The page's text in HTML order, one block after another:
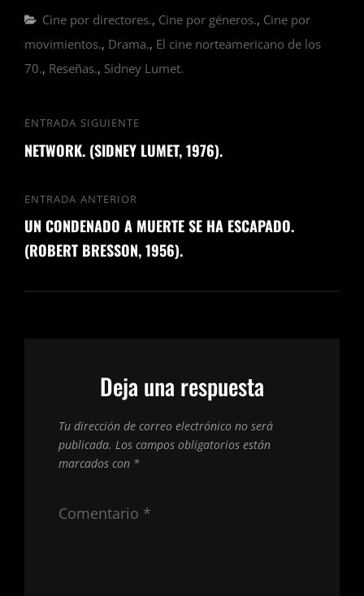
Categorías
Cine por directores., Cine por géneros., Cine por
movimientos., Drama., El cine norteamericano de los
70., Reseñas., Sidney Lumet.
Navegación
de
Entrada
anterior
ENTRADA ANTERIOR
UN CONDENADO A MUERTE SE HA ESCAPADO.
(ROBERT BRESSON, 1956).
Entrada
siguiente
ENTRADA SIGUIENTE
NETWORK. (SIDNEY LUMET, 1976).
Deja una respuesta
Tu dirección de correo electrónico no será
publicada. Los campos obligatorios están
marcados con *
Comentario *